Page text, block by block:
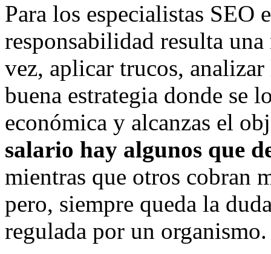
Para los especialistas SEO
responsabilidad resulta
vez, aplicar trucos,
buena estrategia donde se
económica y alcanzas el
salario hay algunos que
mientras que otros cobran
pero, siempre queda la
regulada por un organismo.